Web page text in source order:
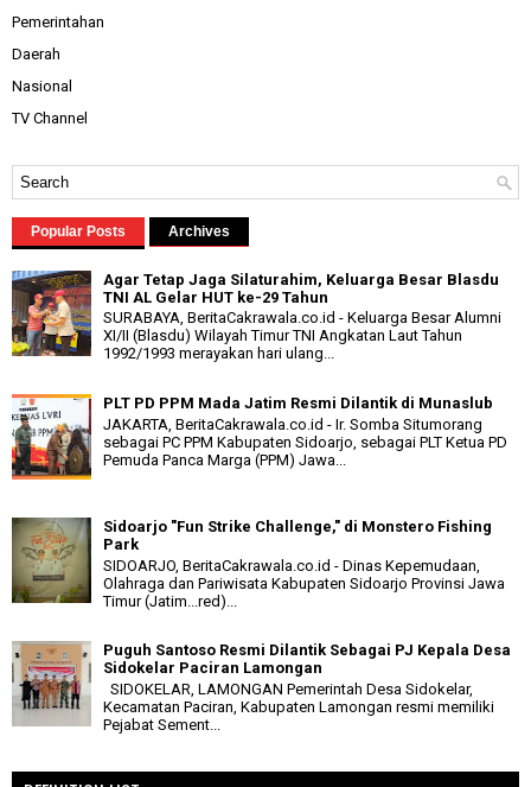
Pemerintahan
Daerah
Nasional
TV Channel
Popular Posts Archives
Agar Tetap Jaga Silaturahim, Keluarga Besar Blasdu
TNI AL Gelar HUT ke-29 Tahun
SURABAYA, BeritaCakrawala.co.id - Keluarga Besar Alumni
XI/II (Blasdu) Wilayah Timur TNI Angkatan Laut Tahun
1992/1993 merayakan hari ulang...
PLT PD PPM Mada Jatim Resmi Dilantik di Munaslub
JAKARTA, BeritaCakrawala.co.id - Ir. Somba Situmorang
sebagai PC PPM Kabupaten Sidoarjo, sebagai PLT Ketua PD
Pemuda Panca Marga (PPM) Jawa...
Sidoarjo "Fun Strike Challenge," di Monstero Fishing
Park
SIDOARJO, BeritaCakrawala.co.id - Dinas Kepemudaan,
Olahraga dan Pariwisata Kabupaten Sidoarjo Provinsi Jawa
Timur (Jatim...red)...
Puguh Santoso Resmi Dilantik Sebagai PJ Kepala Desa
Sidokelar Paciran Lamongan
SIDOKELAR, LAMONGAN Pemerintah Desa Sidokelar,
Kecamatan Paciran, Kabupaten Lamongan resmi memiliki
Pejabat Sement...